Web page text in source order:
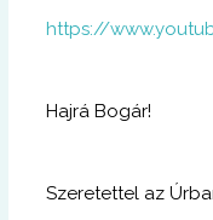
https://
Hajrá Bogár!
Szeretettel az